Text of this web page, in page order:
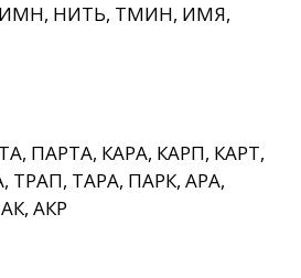
НИТЬ, ТМИН, ИМЯ,
ПАРТА, КАРА, КАРП, КАРТ,
ТРАП, ТАРА, ПАРК, АРА,
АКР